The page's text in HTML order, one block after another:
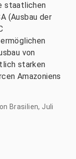
staatlichen
(Ausbau der
von
starken
Amazoniens
Brasilien, Juli